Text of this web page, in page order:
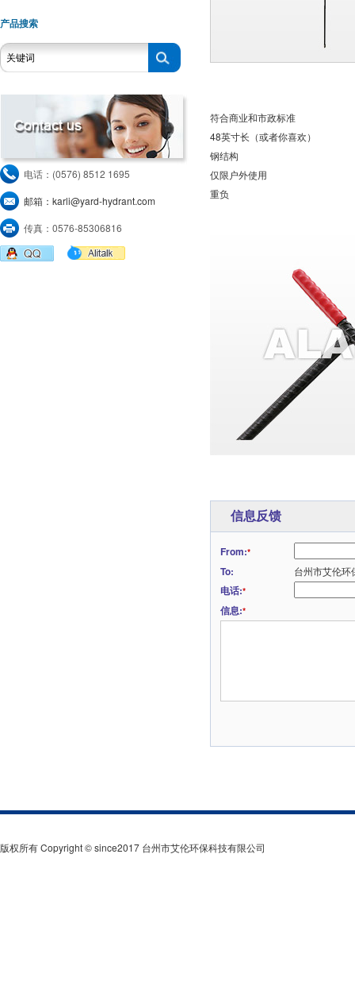
产品搜索
电话：(0576) 8512 1695
邮箱：karli@yard-hydrant.com
传真：0576-85306816
符合商业和市政标准
48英寸长（或者你喜欢）
钢结构
仅限户外使用
重负
信息反馈
From:*
To: 台州市艾伦环
电话:*
信息:*
版权所有 Copyright © since2017 台州市艾伦环保科技有限公司